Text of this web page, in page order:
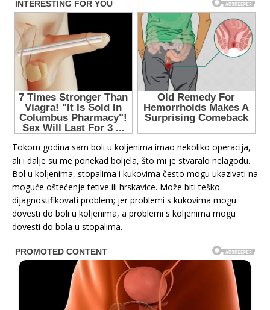
Tokom godina sam boli u koljenima imao nekoliko operacija,
ali i dalje su me ponekad boljela, što mi je stvaralo nelagodu.
Bol u koljenima, stopalima i kukovima često mogu ukazivati na
moguće oštećenje tetive ili hrskavice. Može biti teško
dijagnostifikovati problem; jer problemi s kukovima mogu
dovesti do boli u koljenima, a problemi s koljenima mogu
dovesti do bola u stopalima.